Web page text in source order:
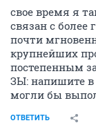
свое время я
связан с
почти
крупнейших
постепенным
ЗЫ: напишите в
могли бы
ОТВЕТИТЬ